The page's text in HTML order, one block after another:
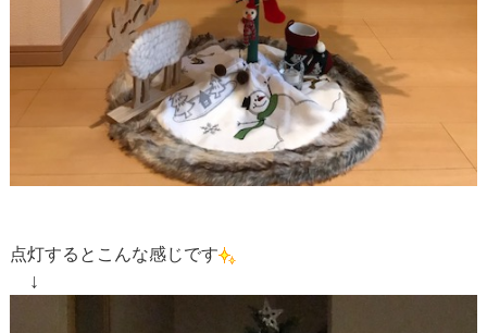
点灯するとこんな感じです
↓